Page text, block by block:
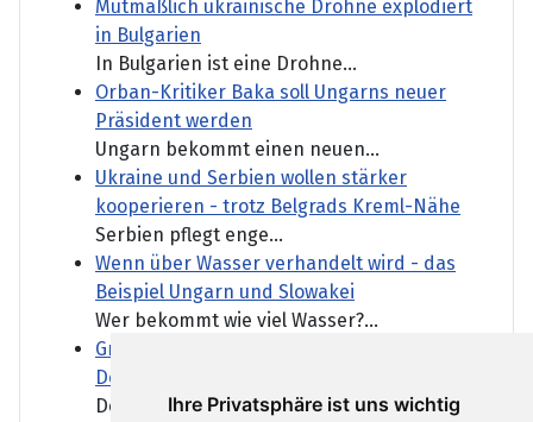
Ihre Privatsphäre ist uns wichtig
Mutmaßlich ukrainische Drohne explodiert
in Bulgarien
In Bulgarien ist eine Drohne...
Orban-Kritiker Baka soll Ungarns neuer
Präsident werden
Ungarn bekommt einen neuen...
Ukraine und Serbien wollen stärker
kooperieren - trotz Belgrads Kreml-Nähe
Serbien pflegt enge...
Wenn über Wasser verhandelt wird - das
Beispiel Ungarn und Slowakei
Wer bekommt wie viel Wasser?...
Großer Zulauf auch bei kleineren CSD-
Demos
Deutlich mehr Menschen als...